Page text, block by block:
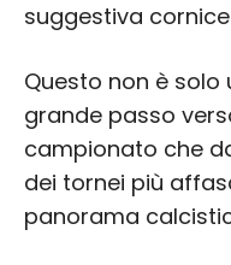
suggestiva
Questo non è solo
grande passo
campionato che
dei tornei più
panorama